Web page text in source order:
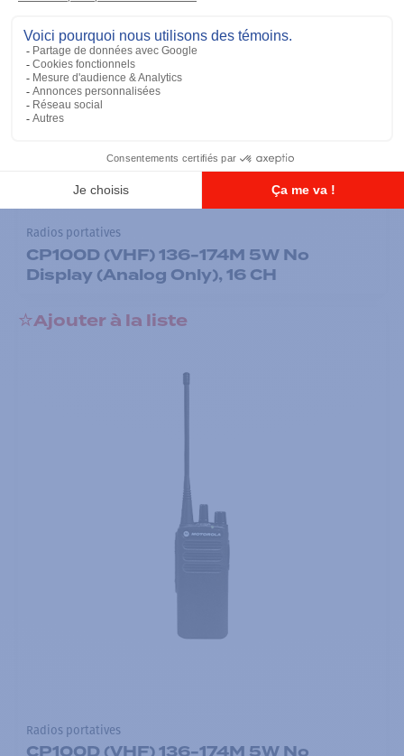
Radios portatives
CP100D (VHF) 136-174M 5W No
Display (Analog Only), 16 CH
Ajouter à la liste
Radios portatives